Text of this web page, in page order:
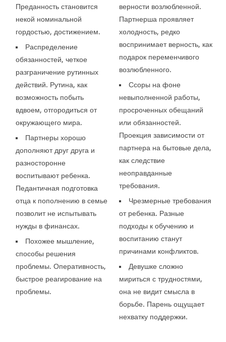
Преданность становится
некой номинальной
гордостью, достижением.
Распределение
обязанностей, четкое
разграничение рутинных
действий. Рутина, как
возможность побыть
вдвоем, отгородиться от
окружающего мира.
Партнеры хорошо
дополняют друг друга и
разносторонне
воспитывают ребенка.
Педантичная подготовка
отца к пополнению в семье
позволит не испытывать
нужды в финансах.
Похожее мышление,
способы решения
проблемы. Оперативность,
быстрое реагирование на
проблемы.
верности возлюбленной.
Партнерша проявляет
холодность, редко
воспринимает верность, как
подарок переменчивого
возлюбленного.
Ссоры на фоне
невыполненной работы,
просроченных обещаний
или обязанностей.
Проекция зависимости от
партнера на бытовые дела,
как следствие
неоправданные
требования.
Чрезмерные требования
от ребенка. Разные
подходы к обучению и
воспитанию станут
причинами конфликтов.
Девушке сложно
мириться с трудностями,
она не видит смысла в
борьбе. Парень ощущает
нехватку поддержки.